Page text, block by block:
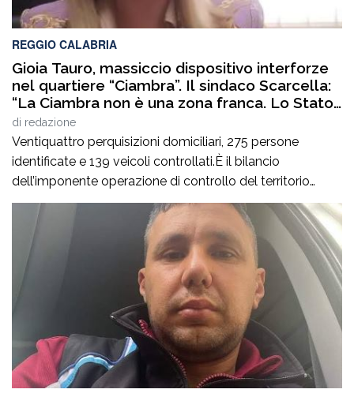
REGGIO CALABRIA
Gioia Tauro, massiccio dispositivo interforze
nel quartiere “Ciambra”. Il sindaco Scarcella:
“La Ciambra non è una zona franca. Lo Stato
c’è e si vede”
di redazione
Ventiquattro perquisizioni domiciliari, 275 persone
identificate e 139 veicoli controllati.È il bilancio
dell’imponente operazione di controllo del territorio
condotta il7 agosto nel quartiere Ciambra di Gioia Tauro,
nell’ambito di un servizio straordinario ad “Alto Impatto”
disposto per rafforzare la presenza delle istituzioni e
contrastare ogni forma di illegalità. Un’azione massiccia
e coordinata che ha visto […]